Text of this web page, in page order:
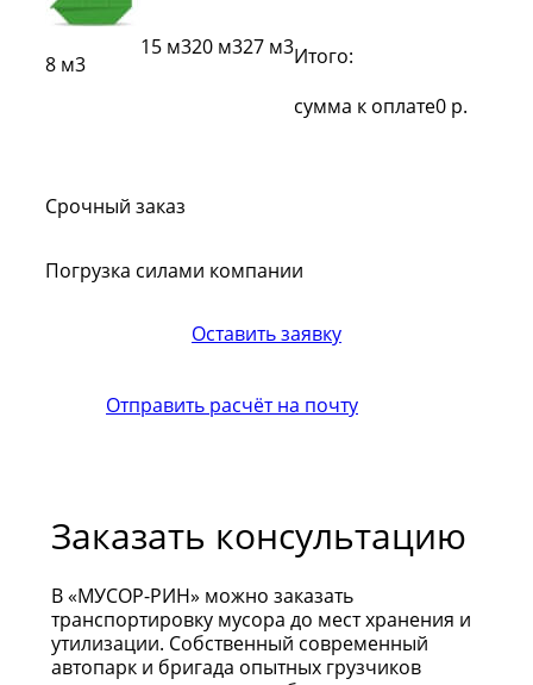
8 м3
15 м320 м327 м3Итого:
сумма к оплате0 р.
Оставить заявку
Отправить расчёт на почту
Срочный заказ
Погрузка силами компании
Заказать консультацию
В «МУСОР-РИН» можно заказать
транспортировку мусора до мест хранения и
утилизации. Собственный современный
автопарк и бригада опытных грузчиков